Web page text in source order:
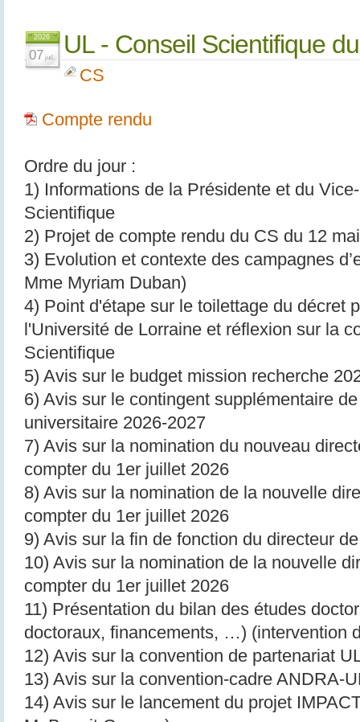
2026
07 juil. UL - Conseil Scientifique
CS
Compte rendu
Ordre du jour :
1) Informations de la Présidente et du
Scientifique
2) Projet de compte rendu du CS du 12
3) Evolution et contexte des campagnes
Mme Myriam Duban)
4) Point d'étape sur le toilettage du décret
l'Université de Lorraine et réflexion sur la
Scientifique
5) Avis sur le budget mission recherche
6) Avis sur le contingent supplémentaire
universitaire 2026-2027
7) Avis sur la nomination du nouveau
compter du 1er juillet 2026
8) Avis sur la nomination de la nouvelle
compter du 1er juillet 2026
9) Avis sur la fin de fonction du directeur
10) Avis sur la nomination de la nouvelle
compter du 1er juillet 2026
11) Présentation du bilan des études
doctoraux, financements, …) (intervention
12) Avis sur la convention de partenariat
13) Avis sur la convention-cadre ANDRA-
14) Avis sur le lancement du projet